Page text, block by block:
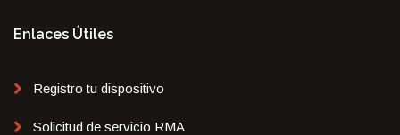
Enlaces Útiles
Registro tu dispositivo
Solicitud de servicio RMA